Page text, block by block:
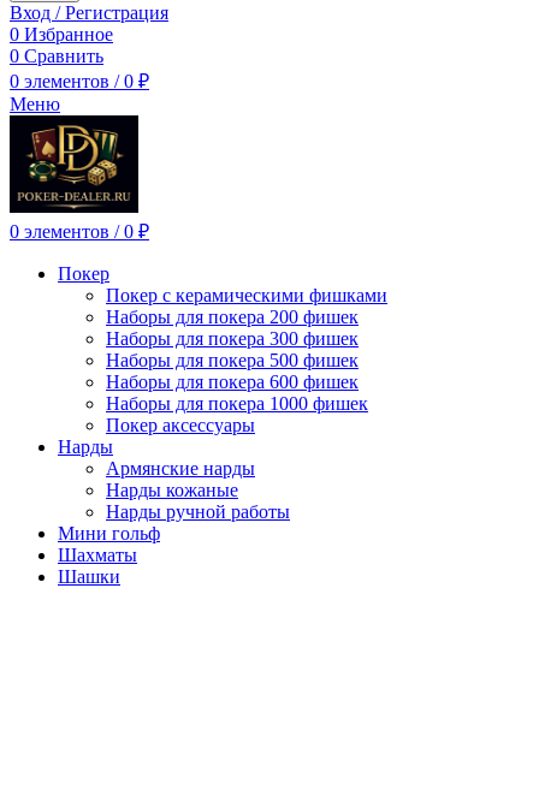
Вход / Регистрация
0 Избранное
0 Сравнить
0 элементов / 0 ₽
Меню
0 элементов / 0 ₽
Покер
Покер с керамическими фишками
Наборы для покера 200 фишек
Наборы для покера 300 фишек
Наборы для покера 500 фишек
Наборы для покера 600 фишек
Наборы для покера 1000 фишек
Покер аксессуары
Нарды
Армянские нарды
Нарды кожаные
Нарды ручной работы
Мини гольф
Шахматы
Шашки